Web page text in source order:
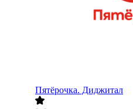
Пятёрочка. Диджитал